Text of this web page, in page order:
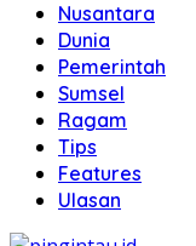
Nusantara
Dunia
Pemerintah
Sumsel
Ragam
Tips
Features
Ulasan